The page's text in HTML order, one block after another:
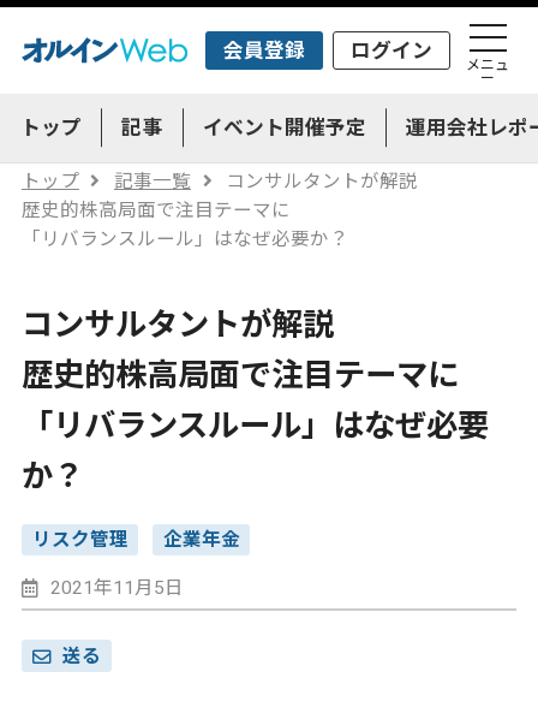
会員登録 ログイン
メニュ
ー
トップ 記事 イベント開催予定 運用会社レポ
トップ 記事一覧
コンサルタントが解説
歴史的株高局面で注目テーマに
「リバランスルール」はなぜ必要か？
コンサルタントが解説
歴史的株高局面で注目テーマに
「リバランスルール」はなぜ必要
か？
リスク管理 企業年金
2021年11月5日
送る